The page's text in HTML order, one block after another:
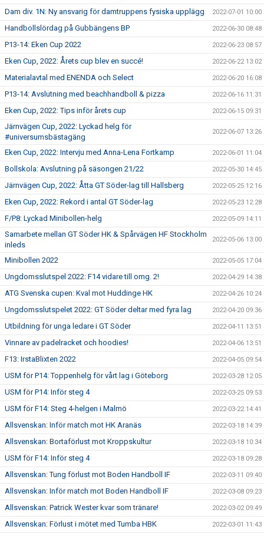
Dam div. 1N: Ny ansvarig för damtruppens fysiska upplägg 2022-07-01 10:00
Handbollslördag på Gubbängens BP 2022-06-30 08:48
P13-14: Eken Cup 2022 2022-06-23 08:57
Eken Cup, 2022: Årets cup blev en succé! 2022-06-22 13:02
Materialavtal med ENENDA och Select 2022-06-20 16:08
P13-14: Avslutning med beachhandboll & pizza 2022-06-16 11:31
Eken Cup, 2022: Tips inför årets cup 2022-06-15 09:31
Järnvägen Cup, 2022: Lyckad helg för
#universumsbästagäng
2022-06-07 13:26
Eken Cup, 2022: Intervju med Anna-Lena Fortkamp 2022-06-01 11:04
Bollskola: Avslutning på säsongen 21/22 2022-05-30 14:45
Järnvägen Cup, 2022: Åtta GT Söder-lag till Hallsberg 2022-05-25 12:16
Eken Cup, 2022: Rekord i antal GT Söder-lag 2022-05-23 12:28
F/P8: Lyckad Minibollen-helg 2022-05-09 14:11
Samarbete mellan GT Söder HK & Spårvägen HF Stockholm
inleds
2022-05-06 13:00
Minibollen 2022 2022-05-05 17:04
Ungdomsslutspel 2022: F14 vidare till omg. 2! 2022-04-29 14:38
ATG Svenska cupen: Kval mot Huddinge HK 2022-04-26 10:24
Ungdomsslutspelet 2022: GT Söder deltar med fyra lag 2022-04-20 09:36
Utbildning för unga ledare i GT Söder 2022-04-11 13:51
Vinnare av padelracket och hoodies! 2022-04-06 13:51
F13: IrstaBlixten 2022 2022-04-05 09:54
USM för P14: Toppenhelg för vårt lag i Göteborg 2022-03-28 12:05
USM för P14: Inför steg 4 2022-03-25 09:53
USM för F14: Steg 4-helgen i Malmö 2022-03-22 14:41
Allsvenskan: Inför match mot HK Aranäs 2022-03-18 14:39
Allsvenskan: Bortaförlust mot Kroppskultur 2022-03-18 10:34
USM för F14: Inför steg 4 2022-03-18 09:28
Allsvenskan: Tung förlust mot Boden Handboll IF 2022-03-11 09:40
Allsvenskan: Inför match mot Boden Handboll IF 2022-03-08 09:23
Allsvenskan: Patrick Wester kvar som tränare! 2022-03-02 09:49
Allsvenskan: Förlust i mötet med Tumba HBK 2022-03-01 11:43